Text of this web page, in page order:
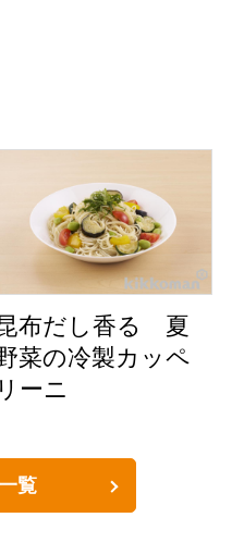
布だし香る 夏
菜の冷製カッペ
リーニ
覧